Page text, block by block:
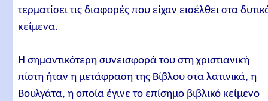
τερματίσει τις διαφορές που είχαν εισέλθει στα
κείμενα.
Η σημαντικότερη συνεισφορά του στη χριστιανική
πίστη ήταν η μετάφραση της Βίβλου στα λατινικά, η
Βουλγάτα, η οποία έγινε το επίσημο βιβλικό κείμενο